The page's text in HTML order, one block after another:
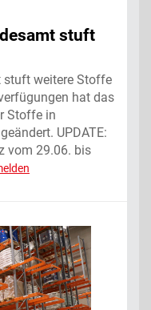
stuft
stuft weitere Stoffe
hat das
Stoffe in
UPDATE:
vom 29.06. bis